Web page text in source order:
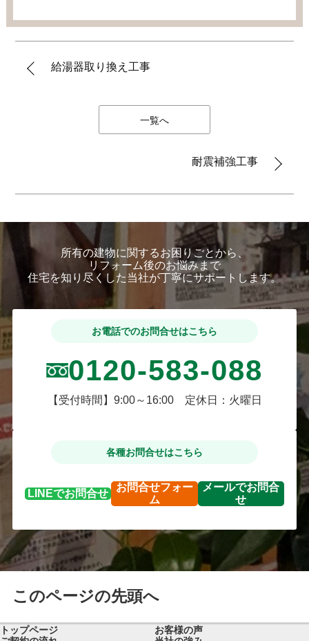
給湯器取り換え工事
一覧へ
耐震補強工事
所有の建物に関するお困りごとから、
リフォーム後のお悩みまで
住宅を知り尽くした当社が丁寧にサポートします。
お電話でのお問合せはこちら
0120-583-088
【受付時間】9:00～16:00 定休日：火曜日
各種お問合せはこちら
LINEでお問合せ
お問合せフォー
ム
メールでお問合
せ
このページの先頭へ
トップページ
お客様の声